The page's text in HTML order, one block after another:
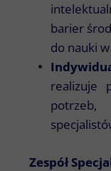
barier
do nauki
realizuje
potrzeb,
Zespół